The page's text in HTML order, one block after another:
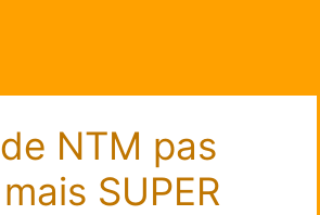
NTM pas
SUPER